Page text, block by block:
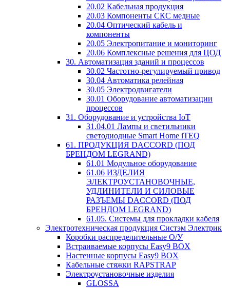
20.02 Кабельная продукция
20.03 Компоненты СКС медные
20.04 Оптический кабель и
компоненты
20.05 Электропитание и мониторинг
20.06 Комплексные решения для ЦОД
30. Автоматизация зданий и процессов
30.02 Частотно-регулируемый привод
30.04 Автоматика релейная
30.05 Электродвигатели
30.01 Оборудование автоматизации
процессов
31. Оборудование и устройства IoT
31.04.01 Лампы и светильники
светодиодные Smart Home iTEQ
61. ПРОДУКЦИЯ DACCORD (ПОД
БРЕНДОМ LEGRAND)
61.01 Модульное оборудование
61.06 ИЗДЕЛИЯ
ЭЛЕКТРОУСТАНОВОЧНЫЕ,
УДЛИНИТЕЛИ И СИЛОВЫЕ
РАЗЪЕМЫ DACCORD (ПОД
БРЕНДОМ LEGRAND)
61.05. Системы для прокладки кабеля
Электротехническая продукция Систэм Электрик
Коробки распределительные О/У
Встраиваемые корпусы Easy9 BOX
Настенные корпусы Easy9 BOX
Кабельные стяжки RAPSTRAP
Электроустановочные изделия
GLOSSA